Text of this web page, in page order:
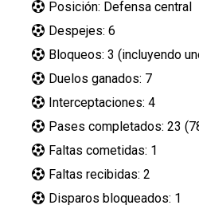
Posición: Defensa central
Despejes: 6
Bloqueos: 3 (incluyendo
Duelos ganados: 7
Interceptaciones: 4
Pases completados: 23
Faltas cometidas: 1
Faltas recibidas: 2
Disparos bloqueados: 1